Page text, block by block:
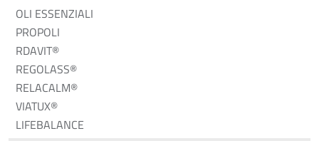
OLI ESSENZIALI
PROPOLI
RDAVIT®
REGOLASS®
RELACALM®
VIATUX®
LIFEBALANCE